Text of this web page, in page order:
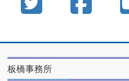
板橋事務所